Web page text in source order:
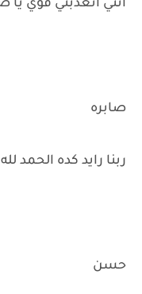
انتي اتعذبتي قوي يا
صابره
ربنا رايد كده الحمد
حسن